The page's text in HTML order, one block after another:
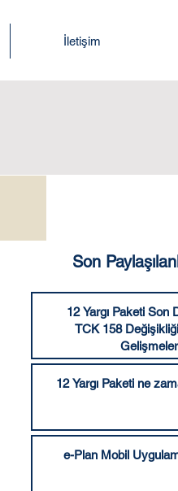
İletişim
Son
12 Yargı Paketi Son
TCK 158
Gelişmeler
12 Yargı Paketi ne
e-Plan Mobil